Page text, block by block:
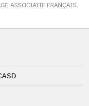
ASSOCIATIF FRANÇAIS.